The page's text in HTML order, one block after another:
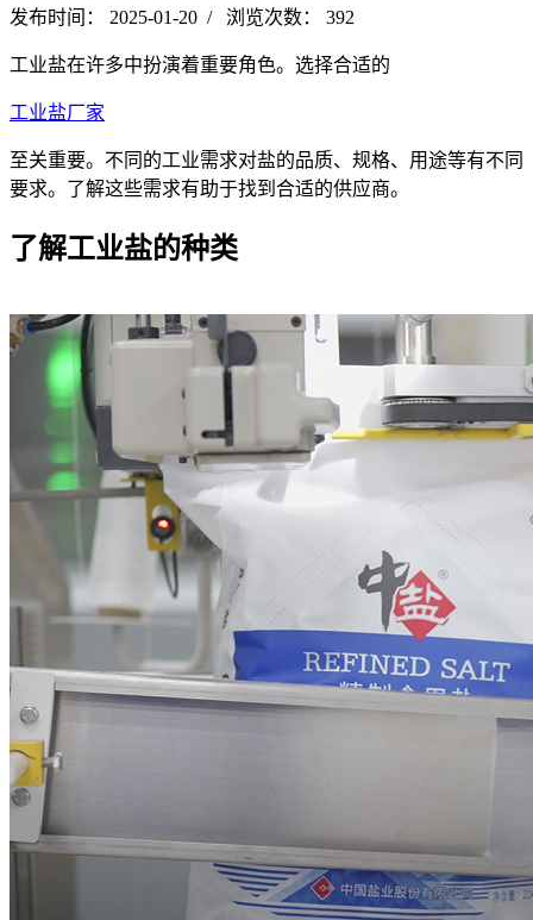
发布时间： 2025-01-20 / 浏览次数： 392
工业盐在许多中扮演着重要角色。选择合适的
工业盐厂家
至关重要。不同的工业需求对盐的品质、规格、用途等有不同
要求。了解这些需求有助于找到合适的供应商。
了解工业盐的种类